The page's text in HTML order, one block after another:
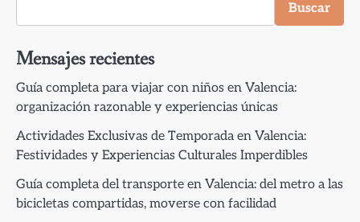
Buscar
Mensajes recientes
Guía completa para viajar con niños en Valencia:
organización razonable y experiencias únicas
Actividades Exclusivas de Temporada en Valencia:
Festividades y Experiencias Culturales Imperdibles
Guía completa del transporte en Valencia: del metro a las
bicicletas compartidas, moverse con facilidad